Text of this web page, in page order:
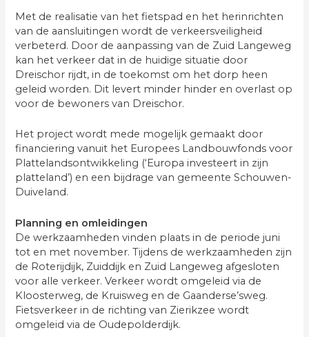
Met de realisatie van het fietspad en het herinrichten
van de aansluitingen wordt de verkeersveiligheid
verbeterd. Door de aanpassing van de Zuid Langeweg
kan het verkeer dat in de huidige situatie door
Dreischor rijdt, in de toekomst om het dorp heen
geleid worden. Dit levert minder hinder en overlast op
voor de bewoners van Dreischor.
Het project wordt mede mogelijk gemaakt door
financiering vanuit het Europees Landbouwfonds voor
Plattelandsontwikkeling (‘Europa investeert in zijn
platteland’) en een bijdrage van gemeente Schouwen-
Duiveland.
Planning en omleidingen
De werkzaamheden vinden plaats in de periode juni
tot en met november. Tijdens de werkzaamheden zijn
de Roterijdijk, Zuiddijk en Zuid Langeweg afgesloten
voor alle verkeer. Verkeer wordt omgeleid via de
Kloosterweg, de Kruisweg en de Gaanderse’sweg.
Fietsverkeer in de richting van Zierikzee wordt
omgeleid via de Oudepolderdijk.